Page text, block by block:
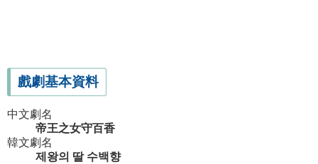
戲劇基本資料
中文劇名
帝王之女守百香
韓文劇名
제왕의 딸 수백향